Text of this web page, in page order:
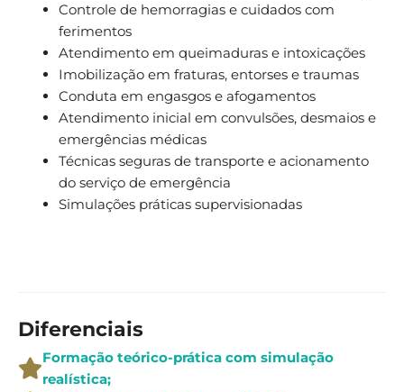
Controle de hemorragias e cuidados com
ferimentos
Atendimento em queimaduras e intoxicações
Imobilização em fraturas, entorses e traumas
Conduta em engasgos e afogamentos
Atendimento inicial em convulsões, desmaios e
emergências médicas
Técnicas seguras de transporte e acionamento
do serviço de emergência
Simulações práticas supervisionadas
Diferenciais
Formação teórico-prática com simulação
realística;